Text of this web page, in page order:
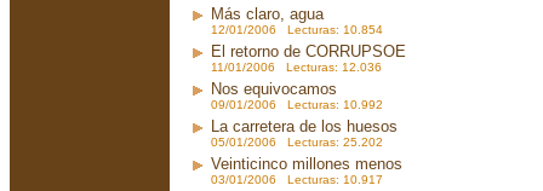
Más claro, agua
12/01/2006 Lecturas: 10.854
El retorno de CORRUPSOE
11/01/2006 Lecturas: 12.036
Nos equivocamos
09/01/2006 Lecturas: 10.992
La carretera de los huesos
05/01/2006 Lecturas: 25.202
Veinticinco millones menos
03/01/2006 Lecturas: 10.917